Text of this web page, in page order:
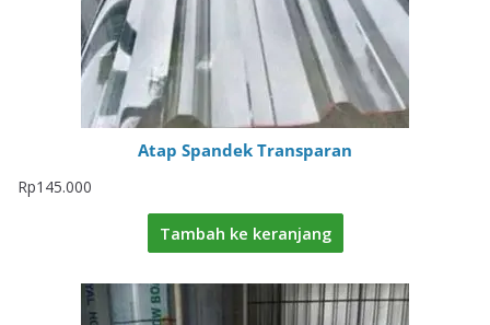
Atap Spandek Transparan
Rp145.000
Tambah ke keranjang